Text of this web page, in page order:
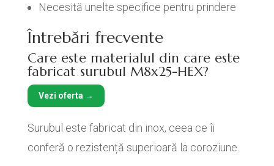
Necesită unelte specifice pentru prindere
Întrebări frecvente
Care este materialul din care este
fabricat surubul M8x25-HEX?
Vezi oferta →
Surubul este fabricat din inox, ceea ce îi
conferă o rezistență superioară la coroziune.